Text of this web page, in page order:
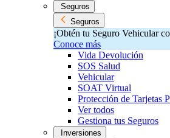
Seguros
Seguros
¡Obtén tu Seguro Vehicular
Conoce más
Vida Devolución
SOS Salud
Vehicular
SOAT Virtual
Protección de Tarjetas
Ver todos
Gestiona tus Seguros
Inversiones